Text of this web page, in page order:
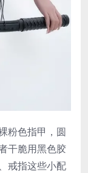
粉色指甲，圆
干脆用黑色胶
戒指这些小配